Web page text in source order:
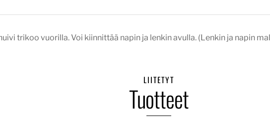
trikoo vuorilla. Voi kiinnittää napin ja lenkin avulla. (Lenkin ja napin
LIITETYT
Tuotteet